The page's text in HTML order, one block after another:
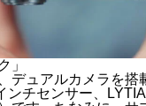
」
デュアルカメラを搭
ンチセンサー、